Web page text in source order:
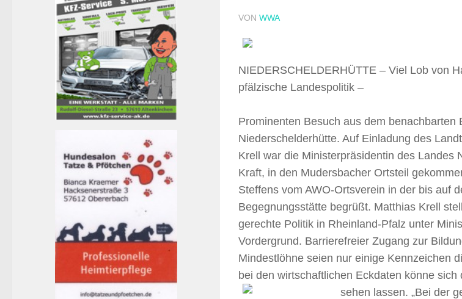
VON WWA
NIEDERSCHELDERHÜTTE – Viel Lob von
pfälzische Landespolitik –
Prominenten Besuch aus dem benachbarten
Niederschelderhütte. Auf Einladung des
Krell war die Ministerpräsidentin des Landes
Kraft, in den Mudersbacher Ortsteil
Steffens vom AWO-Ortsverein in der bis auf
Begegnungsstätte begrüßt. Matthias Krell
gerechte Politik in Rheinland-Pfalz unter
Vordergrund. Barrierefreier Zugang zur
Mindestlöhne seien nur einige Kennzeichen
bei den wirtschaftlichen Eckdaten könne
sehen lassen. „Bei der